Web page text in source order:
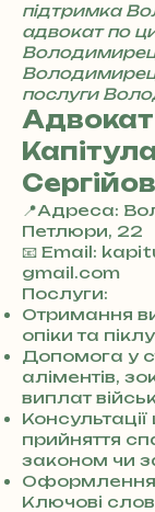
підтримка
адвокат по
послуги
📍Адреса:
Петлюри, 22
+
3
8
0
7
3
0
4
8
5
7
8
4
📧 Email:
gmail.com
Послуги:
Отримання
опіки та
Допомога у
аліментів,
виплат
прийняття
законом чи
Ключові